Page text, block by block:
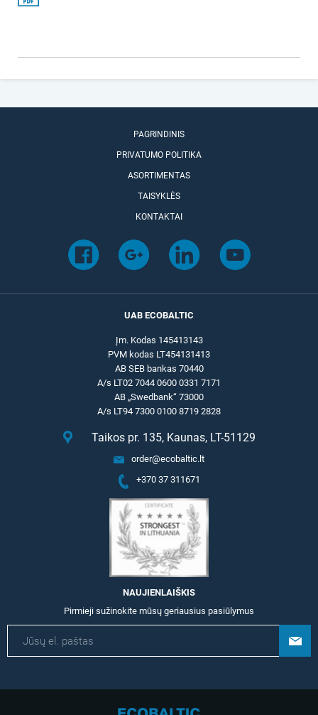
PAGRINDINIS
PRIVATUMO POLITIKA
ASORTIMENTAS
TAISYKLĖS
KONTAKTAI
UAB ECOBALTIC
Įm. Kodas 145413143
PVM kodas LT454131413
AB SEB bankas 70440
A/s LT02 7044 0600 0331 7171
AB „Swedbank“ 73000
A/s LT94 7300 0100 8719 2828
Taikos pr. 135, Kaunas, LT-51129
order@ecobaltic.lt
+370 37 311671
NAUJIENLAIŠKIS
Pirmieji sužinokite mūsų geriausius pasiūlymus